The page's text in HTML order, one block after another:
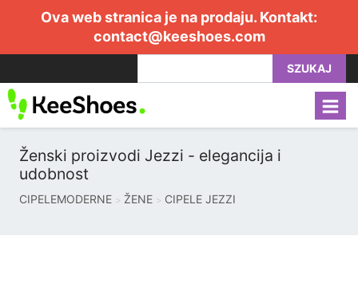
Ova web stranica je na prodaju. Kontakt:
contact@keeshoes.com
SZUKAJ
Ženski proizvodi Jezzi - elegancija i
udobnost
CIPELEMODERNE ŽENE CIPELE JEZZI